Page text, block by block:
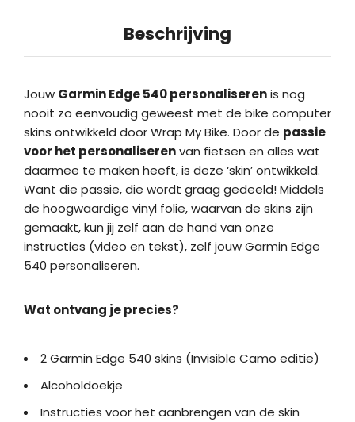
Beschrijving
Jouw Garmin Edge 540 personaliserenis nog
nooit zo eenvoudig geweest met de bike computer
skins ontwikkeld door Wrap My Bike. Door de passie
voor het personaliserenvan fietsen en alles wat
daarmee te maken heeft, is deze ‘skin’ ontwikkeld.
Want die passie, die wordt graag gedeeld! Middels
de hoogwaardige vinyl folie, waarvan de skins zijn
gemaakt, kun jij zelf aan de hand van onze
instructies (video en tekst), zelf jouw Garmin Edge
540 personaliseren.
Wat ontvang je precies?
2 Garmin Edge 540 skins (Invisible Camo editie)
Alcoholdoekje
Instructies voor het aanbrengen van de skin